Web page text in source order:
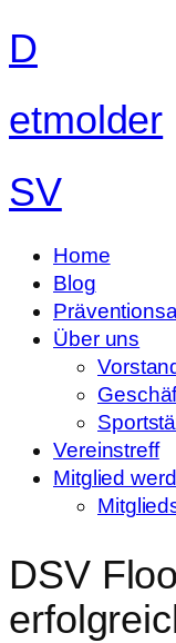
D
etmolder
SV
Home
Blog
Über uns
Vereinstreff
Mitglied
DSV